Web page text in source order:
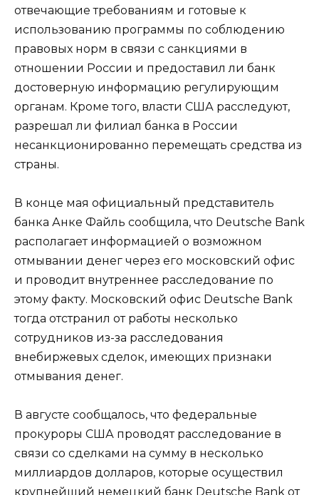
отвечающие требованиям и готовые к
использованию программы по соблюдению
правовых норм в связи с санкциями в
отношении России и предоставил ли банк
достоверную информацию регулирующим
органам. Кроме того, власти США расследуют,
разрешал ли филиал банка в России
несанкционированно перемещать средства из
страны.
В конце мая официальный представитель
банка Анке Файль сообщила, что Deutsche Bank
располагает информацией о возможном
отмывании денег через его московский офис
и проводит внутреннее расследование по
этому факту. Московский офис Deutsche Bank
тогда отстранил от работы несколько
сотрудников из-за расследования
внебиржевых сделок, имеющих признаки
отмывания денег.
В августе сообщалось, что федеральные
прокуроры США проводят расследование в
связи со сделками на сумму в несколько
миллиардов долларов, которые осуществил
крупнейший немецкий банк Deutsche Bank от